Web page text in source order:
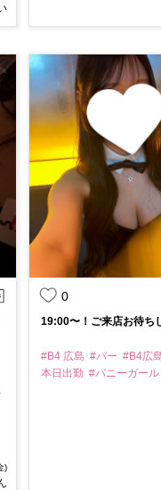
)
0
19:00〜！ご来店お待ち
#B4 広島 #バー #B4広
本日出勤 #バニーガール